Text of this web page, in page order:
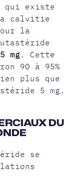
qui existe
la calvitie
la
mg. Cette
90 à 95%
plus que
5 mg.
DU
se